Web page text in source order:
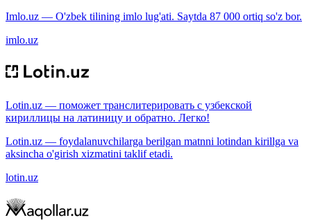
Imlo.uz — O'zbek tilining imlo lug'ati. Saytda 87 000 ortiq so'z bor.
imlo.uz
Lotin.uz — поможет транслитерировать с узбекской
кириллицы на латиницу и обратно. Легко!
Lotin.uz — foydalanuvchilarga berilgan matnni lotindan kirillga va
aksincha o'girish xizmatini taklif etadi.
lotin.uz